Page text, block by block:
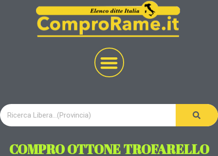
COMPRO OTTONE TROFARELLO